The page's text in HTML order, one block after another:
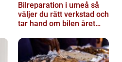
Bilreparation i umeå så
väljer du rätt verkstad och
tar hand om bilen året